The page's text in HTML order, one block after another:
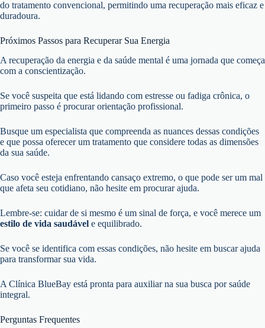
do tratamento convencional, permitindo uma recuperação mais eficaz e
duradoura.
Próximos Passos para Recuperar Sua Energia
A recuperação da energia e da saúde mental é uma jornada que começa
com a conscientização.
Se você suspeita que está lidando com estresse ou fadiga crônica, o
primeiro passo é procurar orientação profissional.
Busque um especialista que compreenda as nuances dessas condições
e que possa oferecer um tratamento que considere todas as dimensões
da sua saúde.
Caso você esteja enfrentando cansaço extremo, o que pode ser um mal
que afeta seu cotidiano, não hesite em procurar ajuda.
Lembre-se: cuidar de si mesmo é um sinal de força, e você merece um
estilo de vida saudável e equilibrado.
Se você se identifica com essas condições, não hesite em buscar ajuda
para transformar sua vida.
A Clínica BlueBay está pronta para auxiliar na sua busca por saúde
integral.
Perguntas Frequentes